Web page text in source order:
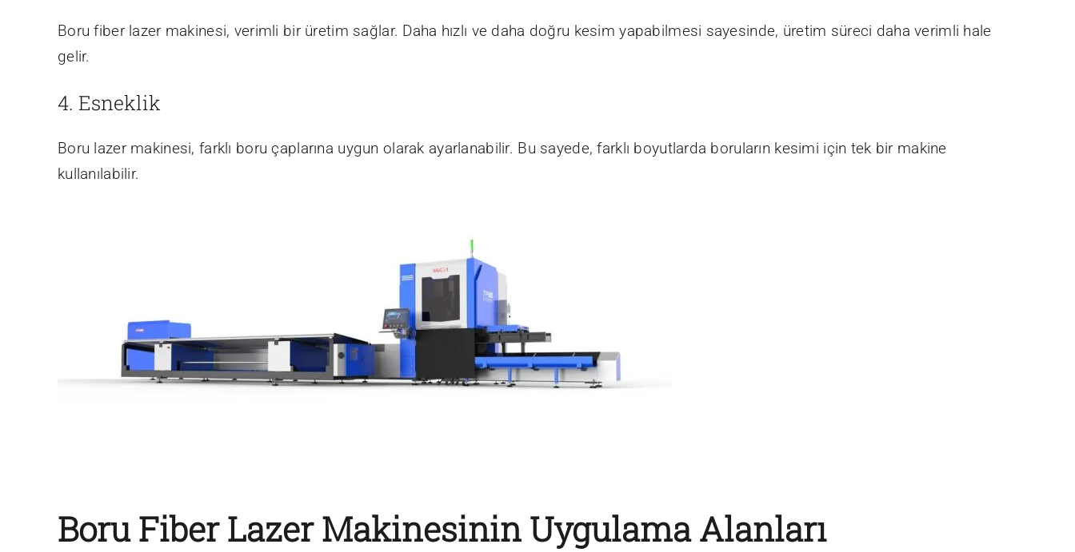
Boru fiber lazer makinesi, verimli bir üretim sağlar. Daha hızlı ve daha doğru kesim yapabilmesi sayesinde, üretim süreci daha verimli hale
gelir.
4. Esneklik
Boru lazer makinesi, farklı boru çaplarına uygun olarak ayarlanabilir. Bu sayede, farklı boyutlarda boruların kesimi için tek bir makine
kullanılabilir.
Boru Fiber Lazer Makinesinin Uygulama Alanları